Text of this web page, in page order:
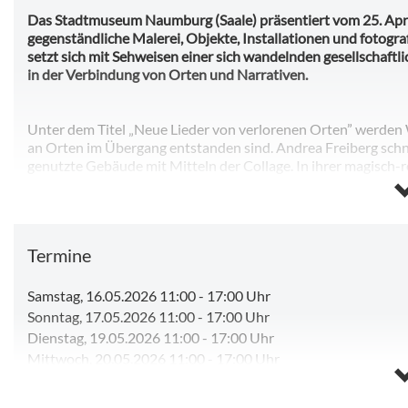
Das Stadtmuseum Naumburg (Saale) präsentiert vom 25.
gegenständliche Malerei, Objekte, Installationen und
setzt sich mit Sehweisen einer sich wandelnden
in der Verbindung von Orten und Narrativen.
Unter dem Titel „Neue Lieder von verlorenen Orten”
an Orten im Übergang entstanden sind. Andrea Freiberg
genutzte Gebäude mit Mitteln der Collage. In ihrer
Grauzonen im urbanen Alltag auf. Zu sehen sind auch
gebürtige Thüringerin sowohl Kunst als auch Soziologie
zur Ausstellung erscheint ein Katalog. Zudem bietet Andrea
ausstellungsbegleitendes Vermittlungsprogramm mit
Die Eröffnung der Ausstellung, zu der alle Interessierte
Termine
Samstag, 16.05.2026 11:00- 17:00 Uhr
Sonntag, 17.05.2026 11:00- 17:00 Uhr
Dienstag, 19.05.2026 11:00 - 17:00 Uhr
Mittwoch, 20.05.2026 11:00
17:00 Uhr